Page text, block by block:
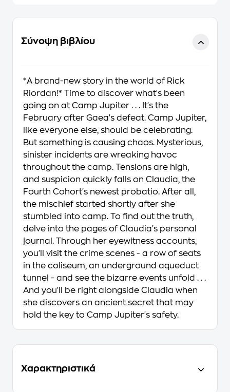
Σύνοψη βιβλίου
*A brand-new story in the world of Rick
Riordan!* Time to discover what's been
going on at Camp Jupiter . . . It's the
February after Gaea's defeat. Camp Jupiter,
like everyone else, should be celebrating.
But something is causing chaos. Mysterious,
sinister incidents are wreaking havoc
throughout the camp. Tensions are high,
and suspicion quickly falls on Claudia, the
Fourth Cohort's newest probatio. After all,
the mischief started shortly after she
stumbled into camp. To find out the truth,
delve into the pages of Claudia's personal
journal. Through her eyewitness accounts,
you'll visit the crime scenes - a row of seats
in the coliseum, an underground aqueduct
tunnel - and see the bizarre events unfold . . .
And you'll be right alongside Claudia when
she discovers an ancient secret that may
hold the key to Camp Jupiter's safety.
Χαρακτηριστικά